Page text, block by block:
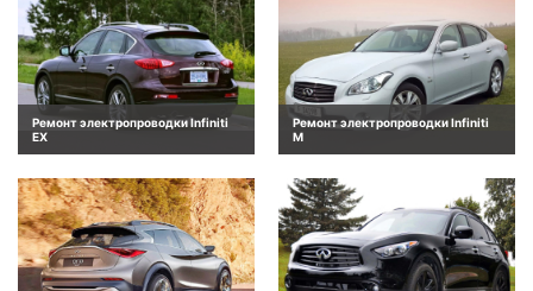
Ремонт электропроводки Infiniti
EX
Ремонт электропроводки Infiniti
M